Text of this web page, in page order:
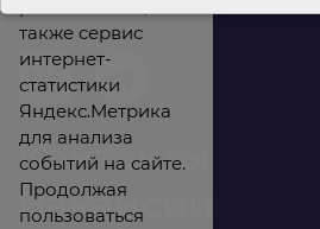
Контакты
Вакансии
также сервис
интернет-
статистики
Яндекс.Метрика
для анализа
событий на сайте.
Продолжая
пользоваться